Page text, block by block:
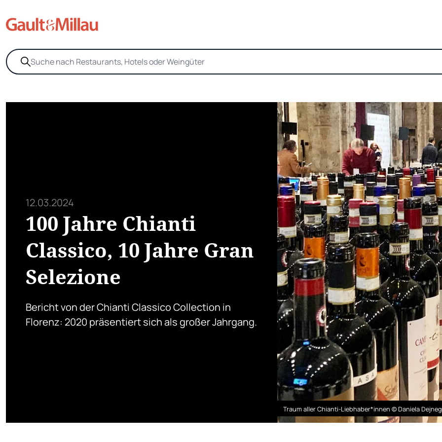
12.03.2024
100 Jahre Chianti
Classico, 10 Jahre Gran
Selezione
Bericht von der Chianti Classico Collection in
Florenz: 2020 präsentiert sich als großer Jahrgang.
Traum aller Chianti-Liebhaber*innen © Daniela